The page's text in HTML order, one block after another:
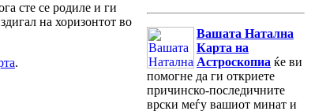
сте се родиле и ги
на хоризонтот во
.
Вашата Натална
Карта на
Астроскопиа ќе ви
помогне да ги откриете
причинско-последичните
врски меѓу вашиот минат и